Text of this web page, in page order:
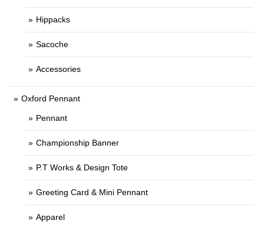
Hippacks
Sacoche
Accessories
Oxford Pennant
Pennant
Championship Banner
P.T Works & Design Tote
Greeting Card & Mini Pennant
Apparel